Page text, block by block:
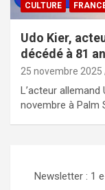
CULTURE
Udo Kier,
décédé à 81
25 novembre 2025
L’acteur
novembre à Palm
Newsletter : 1